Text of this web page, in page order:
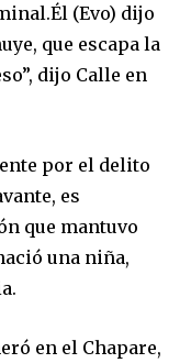
(Evo) dijo
que escapa la
dijo Calle en
por el delito
es
que mantuvo
una niña,
en el Chapare,